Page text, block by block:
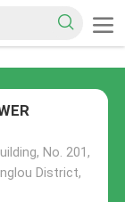
No. 201,
District,